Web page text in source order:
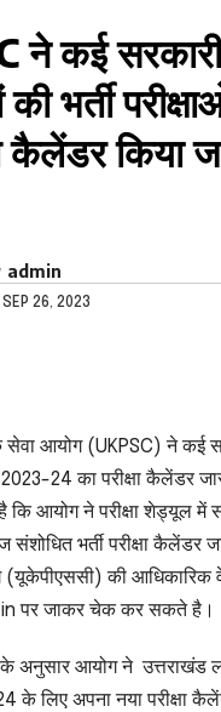
ने कई सरकारी
भर्ती
किया
admin
SEP 26, 2023
सेवा आयोग (UKPSC) ने कई
2023-24 का परीक्षा कैलेंडर
है कि आयोग ने परीक्षा शेड्यूल में
भर्ती परीक्षा कैलेंडर
(यूकेपीएससी) की आधिकारिक
पर जाकर चेक कर सकते है।
के अनुसार आयोग ने उत्तराखंड
के लिए अपना नया परीक्षा